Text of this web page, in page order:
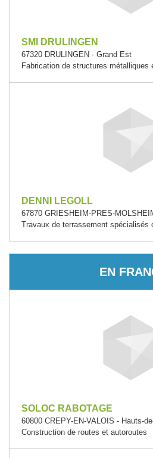
SMI DRULINGEN
67320 DRULINGEN - Grand Est
Fabrication de structures métalliques
DENNI LEGOLL
67870 GRIESHEIM-PRES-
Travaux de terrassement spécialisés
EN
SOLOC RABOTAGE
60800 CREPY-EN-VALOIS - Hauts-
Construction de routes et autoroutes